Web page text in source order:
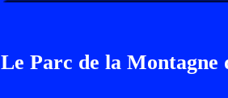
Le Parc de la Montagne